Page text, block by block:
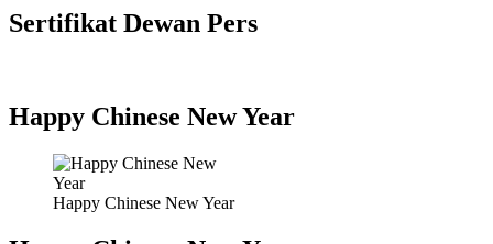
Sertifikat Dewan Pers
Happy Chinese New Year
Happy Chinese New Year